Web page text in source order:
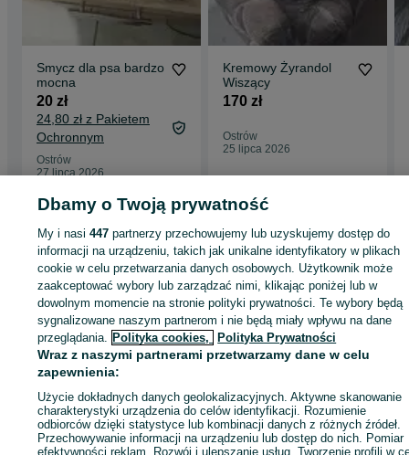
Smycz dla psa bardzo
mocna
20 zł
24,80 zł z Pakietem
Ochronnym
Ostrów
27 lipca 2026
Kremowy Żyrandol
Wiszący
170 zł
Ostrów
25 lipca 2026
Strona główna Antyki i Kolekcje Antyki Zabytki techniki
Stare narzędzia
Stare narzędzia - Świętokrzyskie
Stare narzędzia - Ostrów
KATEGORIA
ID:994603315 Wyświetlenia:
Kup
Dbamy o Twoją prywatność
My i nasi447 partnerzy przechowujemy lub uzyskujemy dostęp do
informacji na urządzeniu, takich jak unikalne identyfikatory w plikach
cookie w celu przetwarzania danych osobowych. Użytkownik może
zaakceptować wybory lub zarządzać nimi, klikając poniżej lub w
dowolnym momencie na stronie polityki prywatności. Te wybory będą
sygnalizowane naszym partnerom i nie będą miały wpływu na dane
przeglądania. Polityka cookies, Polityka Prywatności
Wraz z naszymi partnerami przetwarzamy dane w celu
zapewnienia:
Użycie dokładnych danych geolokalizacyjnych. Aktywne skanowanie
charakterystyki urządzenia do celów identyfikacji. Rozumienie
odbiorców dzięki statystyce lub kombinacji danych z różnych źródeł.
Przechowywanie informacji na urządzeniu lub dostęp do nich. Pomiar
efektywności reklam. Rozwój i ulepszanie usług. Tworzenie profili w